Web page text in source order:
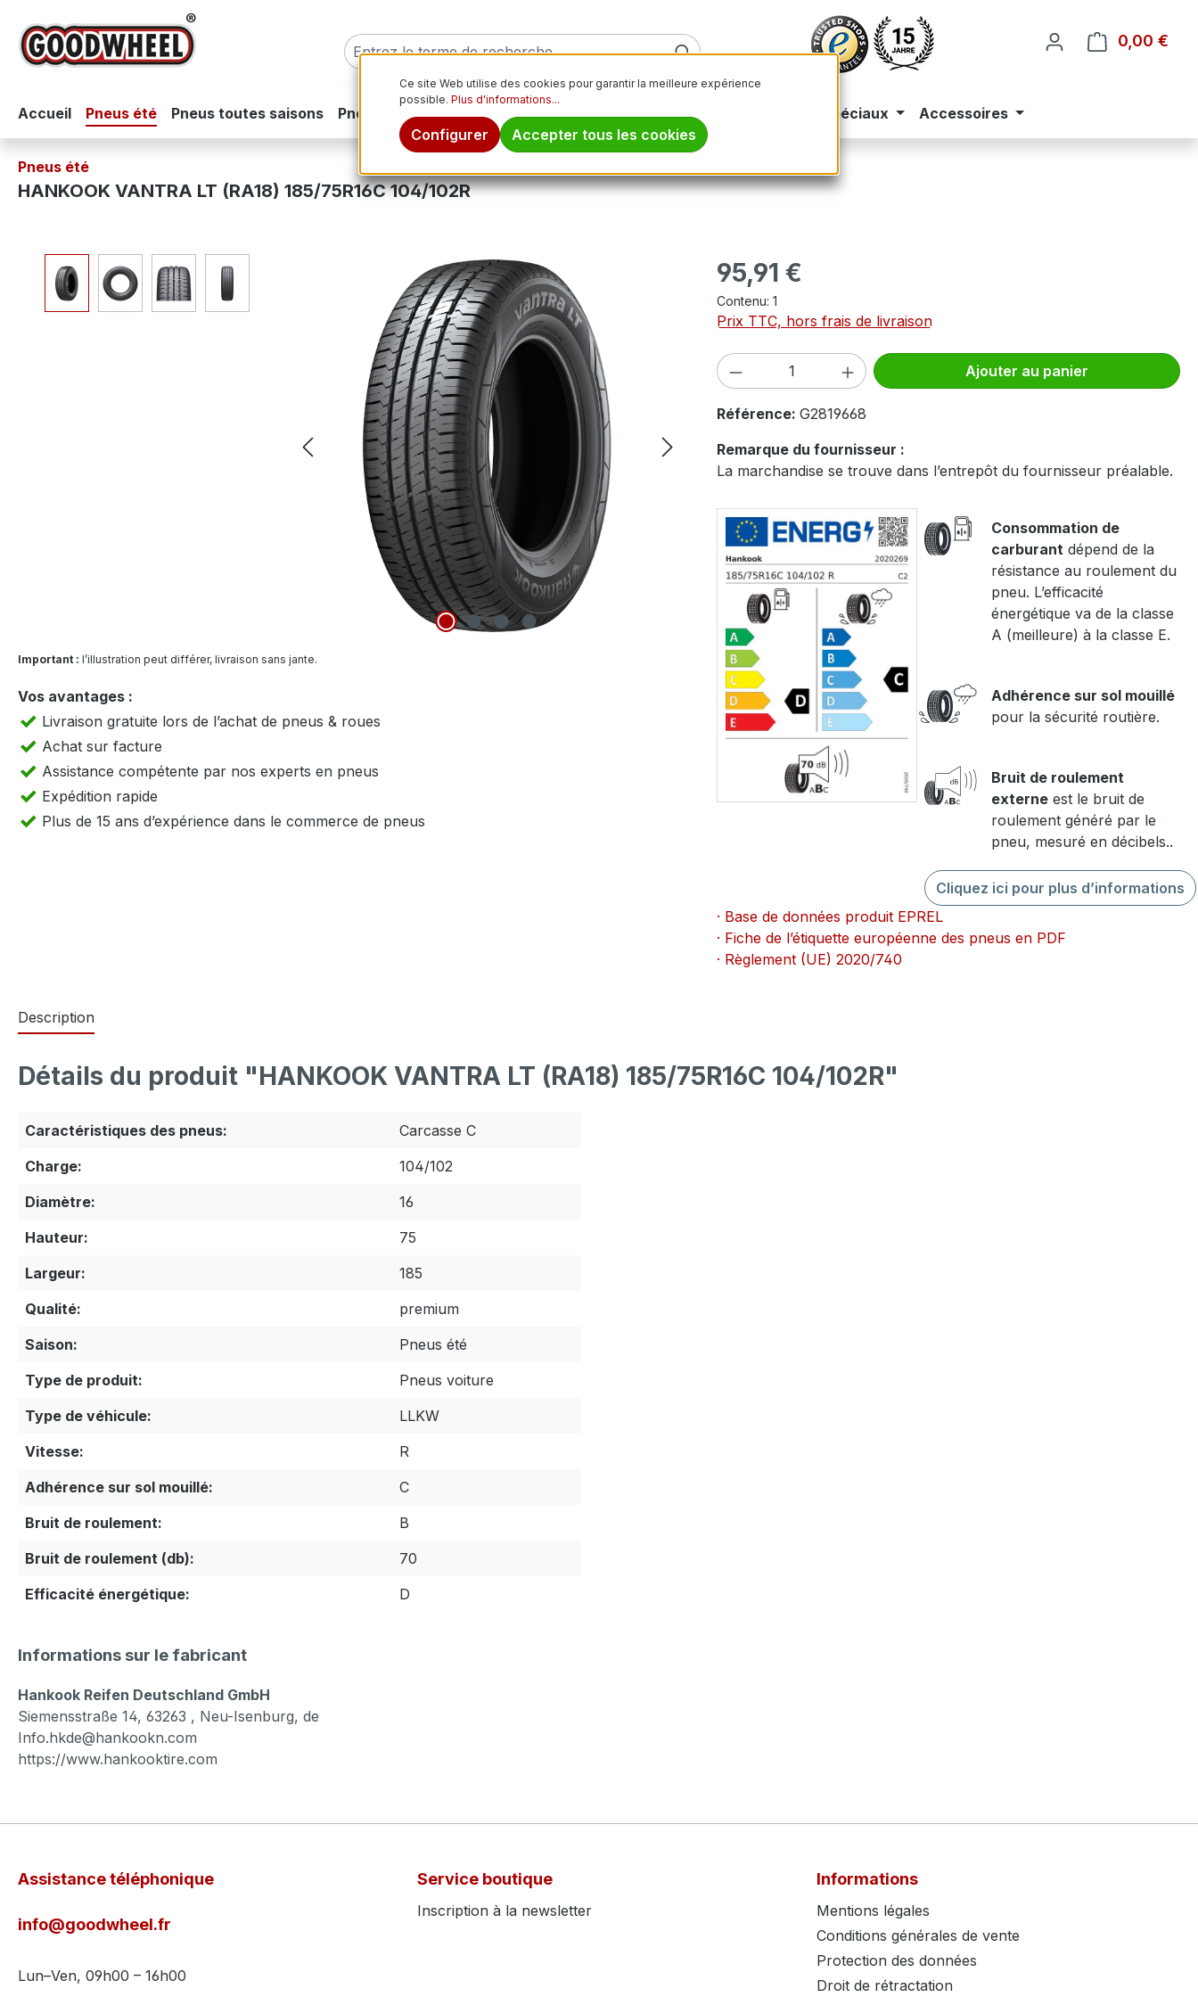
au contenu principal
Passer à la recherche
Passer à la navigation principale
0,00 €
Accueil Pneus été Pneus toutes saisons Pneus hiver Pneus moto Jantes Pneus tout-terrain Pneus spéciaux Accessoires
Pneus été
HANKOOK VANTRA LT (RA18) 185/75R16C 104/102R
Ignorer la galerie d'images
Important : l’illustration peut différer, livraison sans jante.
Vos avantages :
Livraison gratuite lors de l’achat de pneus & roues
Achat sur facture
Assistance compétente par nos experts en pneus
Expédition rapide
Plus de 15 ans d’expérience dans le commerce de pneus
Prix régulier :
95,91 €
Contenu: 1
Prix TTC, hors frais de livraison
Quantité de produit : Entrez la quantité
Ajouter au panier
Référence: G2819668
Remarque du fournisseur :
La marchandise se trouve dans l’entrepôt du fournisseur préalable.
Consommation de
carburant dépend de la
résistance au roulement du
pneu. L’efficacité
énergétique va de la classe
A (meilleure) à la classe E.
Adhérence sur sol mouillé
pour la sécurité routière.
Bruit de roulement
externe est le bruit de
roulement généré par le
pneu, mesuré en décibels..
Cliquez ici pour plus d’informations
· Base de données produit EPREL
· Fiche de l’étiquette européenne des pneus en PDF
· Règlement (UE) 2020/740
Description
Détails du produit "HANKOOK VANTRA LT (RA18) 185/75R16C 104/102R"
Caractéristiques des pneus:
Carcasse C
Charge:
104/102
Diamètre:
16
Hauteur:
75
Largeur:
185
Qualité:
premium
Saison:
Pneus été
Type de produit:
Pneus voiture
Type de véhicule:
LLKW
Vitesse:
R
Adhérence sur sol mouillé:
C
Bruit de roulement:
B
Bruit de roulement (db):
70
Efficacité énergétique:
D
Informations sur le fabricant
Hankook Reifen Deutschland GmbH
Siemensstraße 14, 63263 , Neu-Isenburg, de
Info.hkde@hankookn.com
https://www.hankooktire.com
Assistance téléphonique
info@goodwheel.fr
Lun–Ven, 09h00 – 16h00
Service boutique
Inscription à la newsletter
Informations
Mentions légales
Conditions générales de vente
Protection des données
Droit de rétractation
Ce site Web utilise des cookies pour garantir la meilleure expérience
possible.Plus d'informations...
Configurer Accepter tous les cookies